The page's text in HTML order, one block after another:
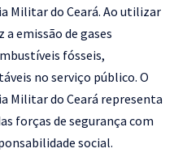
Militar do Ceará. Ao utilizar
emissão de gases
fósseis,
no serviço público. O
Militar do Ceará representa
forças de segurança com
social.